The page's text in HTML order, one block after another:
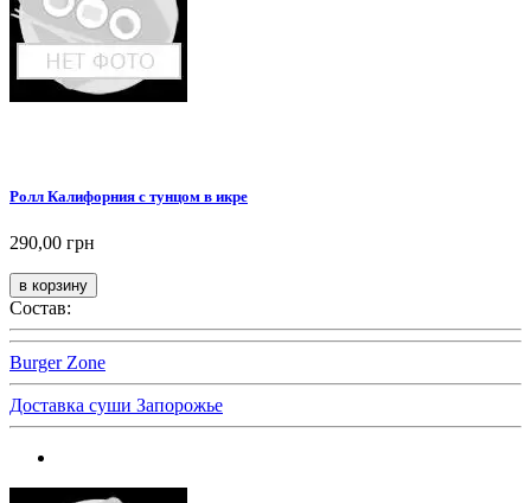
Ролл Калифорния с тунцом в икре
290,00 грн
Состав:
Burger Zone
Доставка суши Запорожье